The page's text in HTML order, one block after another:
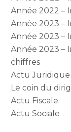
Année 2022 –
Année 2023 –
Année 2023 –
Année 2023 –
chiffres
Actu Juridique
Le coin du
Actu Fiscale
Actu Sociale